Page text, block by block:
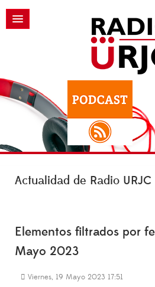
Actualidad de Radio URJC
Elementos filtrados por
Mayo 2023
Viernes, 19 Mayo 2023 17:51